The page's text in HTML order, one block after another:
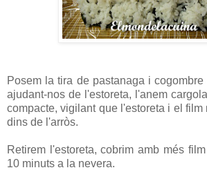
Posem la tira de pastanaga i
ajudant-nos de l'estoreta, l'anem
compacte, vigilant que l'estoreta i el
dins de l'arròs.
Retirem l'estoreta, cobrim amb més
10 minuts a la nevera.